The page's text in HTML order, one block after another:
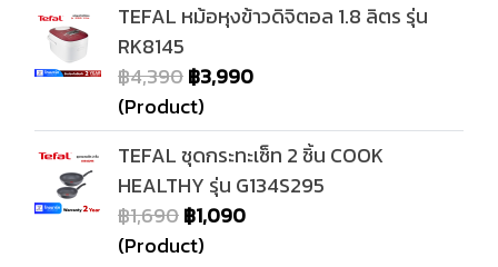
TEFAL หม้อหุงข้าวดิจิตอล 1.8 ลิตร รุ่น
RK8145
฿4,390฿3,990
(Product)
TEFAL ชุดกระทะเซ็ท 2 ชิ้น COOK
HEALTHY รุ่น G134S295
฿1,690฿1,090
(Product)